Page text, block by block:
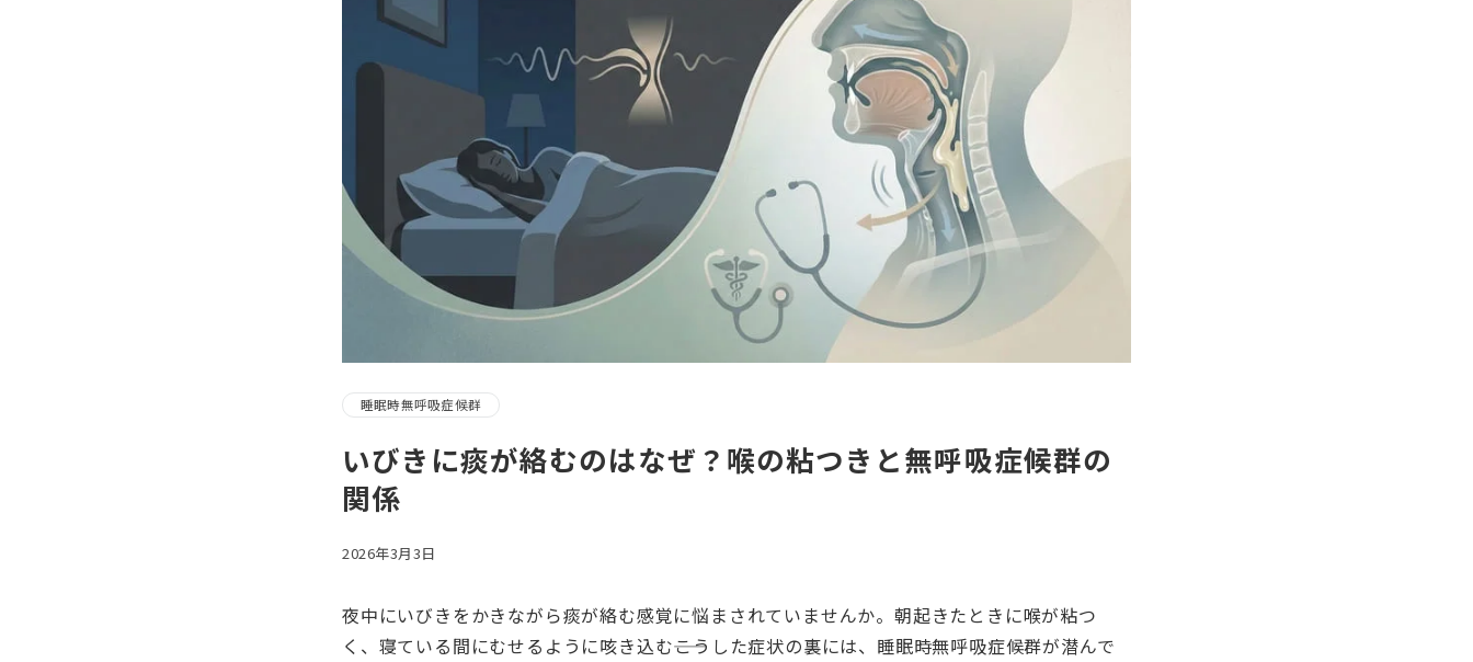
睡眠時無呼吸症候群
いびきに痰が絡むのはなぜ？喉の粘つきと無呼吸症候群の
関係
2026年3月3日
夜中にいびきをかきながら痰が絡む感覚に悩まされていませんか。朝起きたときに喉が粘つ
く、寝ている間にむせるように咳き込む――こうした症状の裏には、睡眠時無呼吸症候群が潜んで